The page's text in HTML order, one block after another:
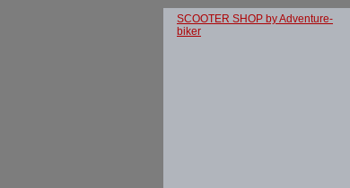
SCOOTER SHOP by Adventure-
biker